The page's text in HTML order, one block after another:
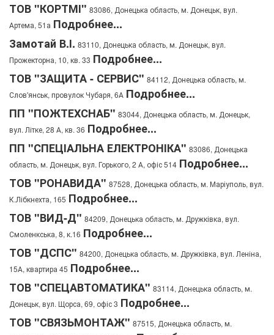
ТОВ "КОРТМІ" 83086, Донецька область, м. Донецьк, вул.
Артема, 51а Подробнее...
Замотай В.І. 83110, Донецька область, м. Донецьк, вул.
Прожекторна, 10, кв. 33 Подробнее...
ТОВ "ЗАЩИТА - СЕРВИС" 84112, Донецька область, м.
Слов'янськ, провулок Чубаря, 6А Подробнее...
ПП "ПОЖТЕХСНАБ" 83044, Донецька область, м. Донецьк,
вул. Літке, 28 А, кв. 36 Подробнее...
ПП "СПЕЦІАЛЬНА ЕЛЕКТРОНІКА" 83086, Донецька
область, м. Донецьк, вул. Горького, 2 А, офіс 514 Подробнее...
ТОВ "РОНАВИДА" 87528, Донецька область, м. Маріуполь, вул.
К.Лібкнехта, 165 Подробнее...
ТОВ "ВИД-Д" 84209, Донецька область, м. Дружківка, вул.
Смоленкська, 8, к.16 Подробнее...
ТОВ "ДСПС" 84200, Донецька область, м. Дружківка, вул. Леніна,
15А, квартира 45 Подробнее...
ТОВ "СПЕЦАВТОМАТИКА" 83114, Донецька область, м.
Донецьк, вул. Щорса, 69, офіс 3 Подробнее...
ТОВ "СВЯЗЬМОНТАЖ" 87515, Донецька область, м.